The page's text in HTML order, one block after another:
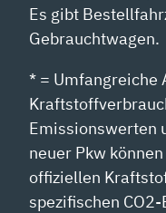
Es gibt
Gebrauchtwagen.
* = Umfangreiche
Emissionswerten
neuer Pkw
offiziellen
spezifischen